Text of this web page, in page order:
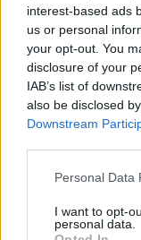
interest-based ads
us or personal
your opt-out. You
disclosure of your
IAB’s list of
also be disclosed
Downstream
Personal Data
I want to opt-
personal data.